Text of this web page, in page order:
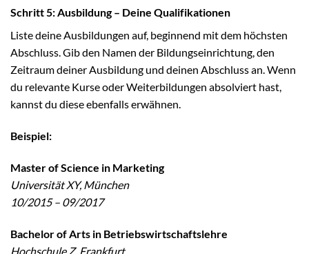
Schritt 5: Ausbildung – Deine Qualifikationen
Liste deine Ausbildungen auf, beginnend mit dem höchsten
Abschluss. Gib den Namen der Bildungseinrichtung, den
Zeitraum deiner Ausbildung und deinen Abschluss an. Wenn
du relevante Kurse oder Weiterbildungen absolviert hast,
kannst du diese ebenfalls erwähnen.
Beispiel:
Master of Science in Marketing
Universität XY, München
10/2015 – 09/2017
Bachelor of Arts in Betriebswirtschaftslehre
Hochschule Z, Frankfurt